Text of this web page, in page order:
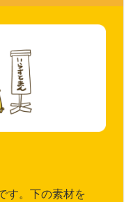
す。下の素材を